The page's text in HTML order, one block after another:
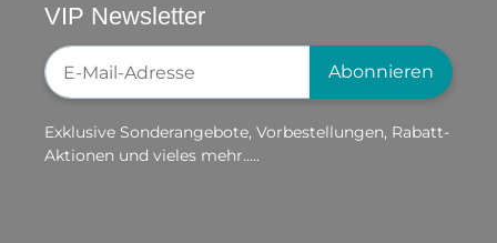
VIP Newsletter
Newsletter-Registrierung
Abonnieren
Exklusive Sonderangebote, Vorbestellungen, Rabatt-
Aktionen und vieles mehr.....